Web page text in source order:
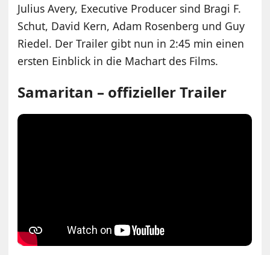
Julius Avery, Executive Producer sind Bragi F.
Schut, David Kern, Adam Rosenberg und Guy
Riedel. Der Trailer gibt nun in 2:45 min einen
ersten Einblick in die Machart des Films.
Samaritan – offizieller Trailer